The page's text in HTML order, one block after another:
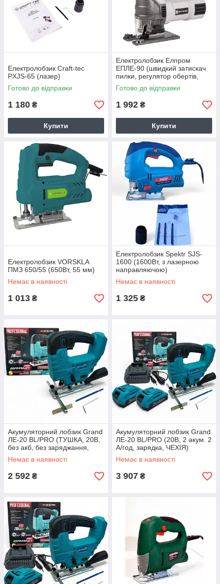
Електролобзик Craft-tec
PXJS-65 (лазер)
Готово до відправки
1 180 ₴
Купити
Електролобзик Елпром
ЕПЛЕ-90 (швидкий затискач
пилки, регулятор обертів,
800Вт)
Готово до відправки
1 992 ₴
Купити
Електролобзик VORSKLA
ПМЗ 650/55 (650Вт, 55 мм)
Немає в наявності
1 013 ₴
Електролобзик Spektr SJS-
1600 (1600Вт, з лазерною
направляючою)
Немає в наявності
1 325 ₴
Акумуляторний лобзик Grand
ЛЕ-20 BL/PRO (ТУШКА, 20В,
без акб, без заряджання,
ЧЕХІЯ)
Немає в наявності
2 592 ₴
Акумуляторний лобзик Grand
ЛЕ-20 BL/PRO (20В, 2 акум. 2
А/год, зарядка, ЧЕХІЯ)
Немає в наявності
3 907 ₴